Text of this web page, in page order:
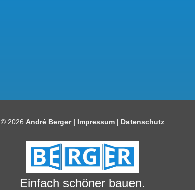
© 2026 André Berger | Impressum| Datenschutz
Einfach schöner bauen.